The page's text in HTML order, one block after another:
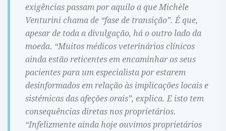
exigências passam por aquilo a que Michèle
Venturini chama de “fase de transição”. É que,
apesar de toda a divulgação, há o outro lado da
moeda. “Muitos médicos veterinários clínicos
ainda estão reticentes em encaminhar os seus
pacientes para um especialista por estarem
desinformados em relação às implicações locais e
sistémicas das afeções orais”, explica. E isto tem
consequências diretas nos proprietários.
“Infelizmente ainda hoje ouvimos proprietários